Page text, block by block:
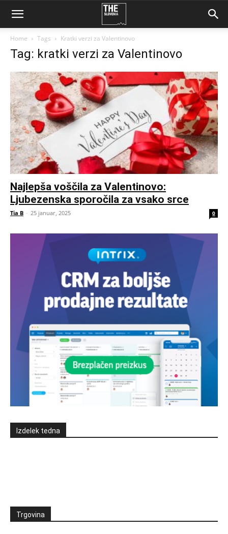
Home Tags Kratki verzi za Valentinovo
Tag: kratki verzi za Valentinovo
Najlepša voščila za Valentinovo:
Ljubezenska sporočila za vsako srce
Tia B - 25 januar, 2025 0
Izdelek tedna
Trgovina